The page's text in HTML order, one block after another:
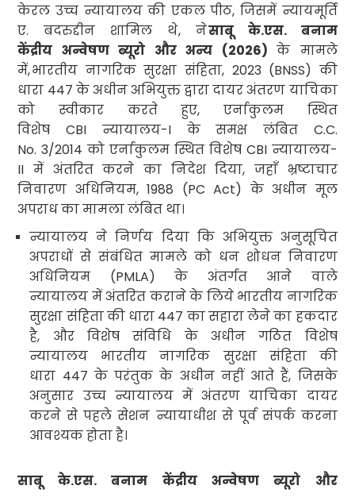
केरल उच्च न्यायालय की एकल पीठ,जिसमें न्यायमूर्ति
ए. बदरुद्दीन शामिल थे, नेसाबू के.एस. बनाम
केंद्रीय अन्वेषण ब्यूरो और अन्य (2026)के मामले
में,भारतीय नागरिक सुरक्षा संहिता, 2023 (BNSS) की
धारा 447 के अधीन अभियुक्त द्वारा दायर अंतरण याचिका
को स्वीकार करते हुए, एर्नाकुलम स्थित
विशेषCBI न्यायालय-I के समक्ष लंबित C.C.
No. 3/2014को एर्नाकुलम स्थित विशेष CBIन्यायालय-
IIमें अंतरित करने का निदेश दिया, जहाँ भ्रष्टाचार
निवारण अधिनियम, 1988 (PC Act) के अधीन मूल
अपराध का मामला लंबित था।
न्यायालय ने निर्णय दिया कि अभियुक्त अनुसूचित
अपराधों से संबंधित मामले को धन शोधन निवारण
अधिनियम (PMLA)के अंतर्गत आने वाले
न्यायालय में अंतरित कराने के लिये भारतीय नागरिक
सुरक्षा संहिता की धारा 447 का सहारा लेने का हकदार
है, और विशेष संविधि के अधीन गठित विशेष
न्यायालय भारतीय नागरिक सुरक्षा संहिता की
धारा 447 के परंतुक के अधीन नहीं आते हैं, जिसके
अनुसार उच्च न्यायालय में अंतरण याचिका दायर
करने से पहले सेशन न्यायाधीश से पूर्व संपर्क करना
आवश्यक होता है।
साबू के.एस. बनाम केंद्रीय अन्वेषण ब्यूरो और